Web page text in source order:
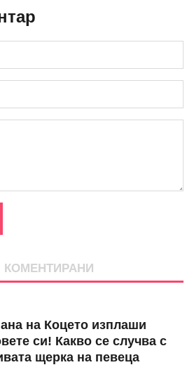
КОМЕНТИРАНИ
на Коцето изплаши
си! Какво се случва с
щерка на певеца